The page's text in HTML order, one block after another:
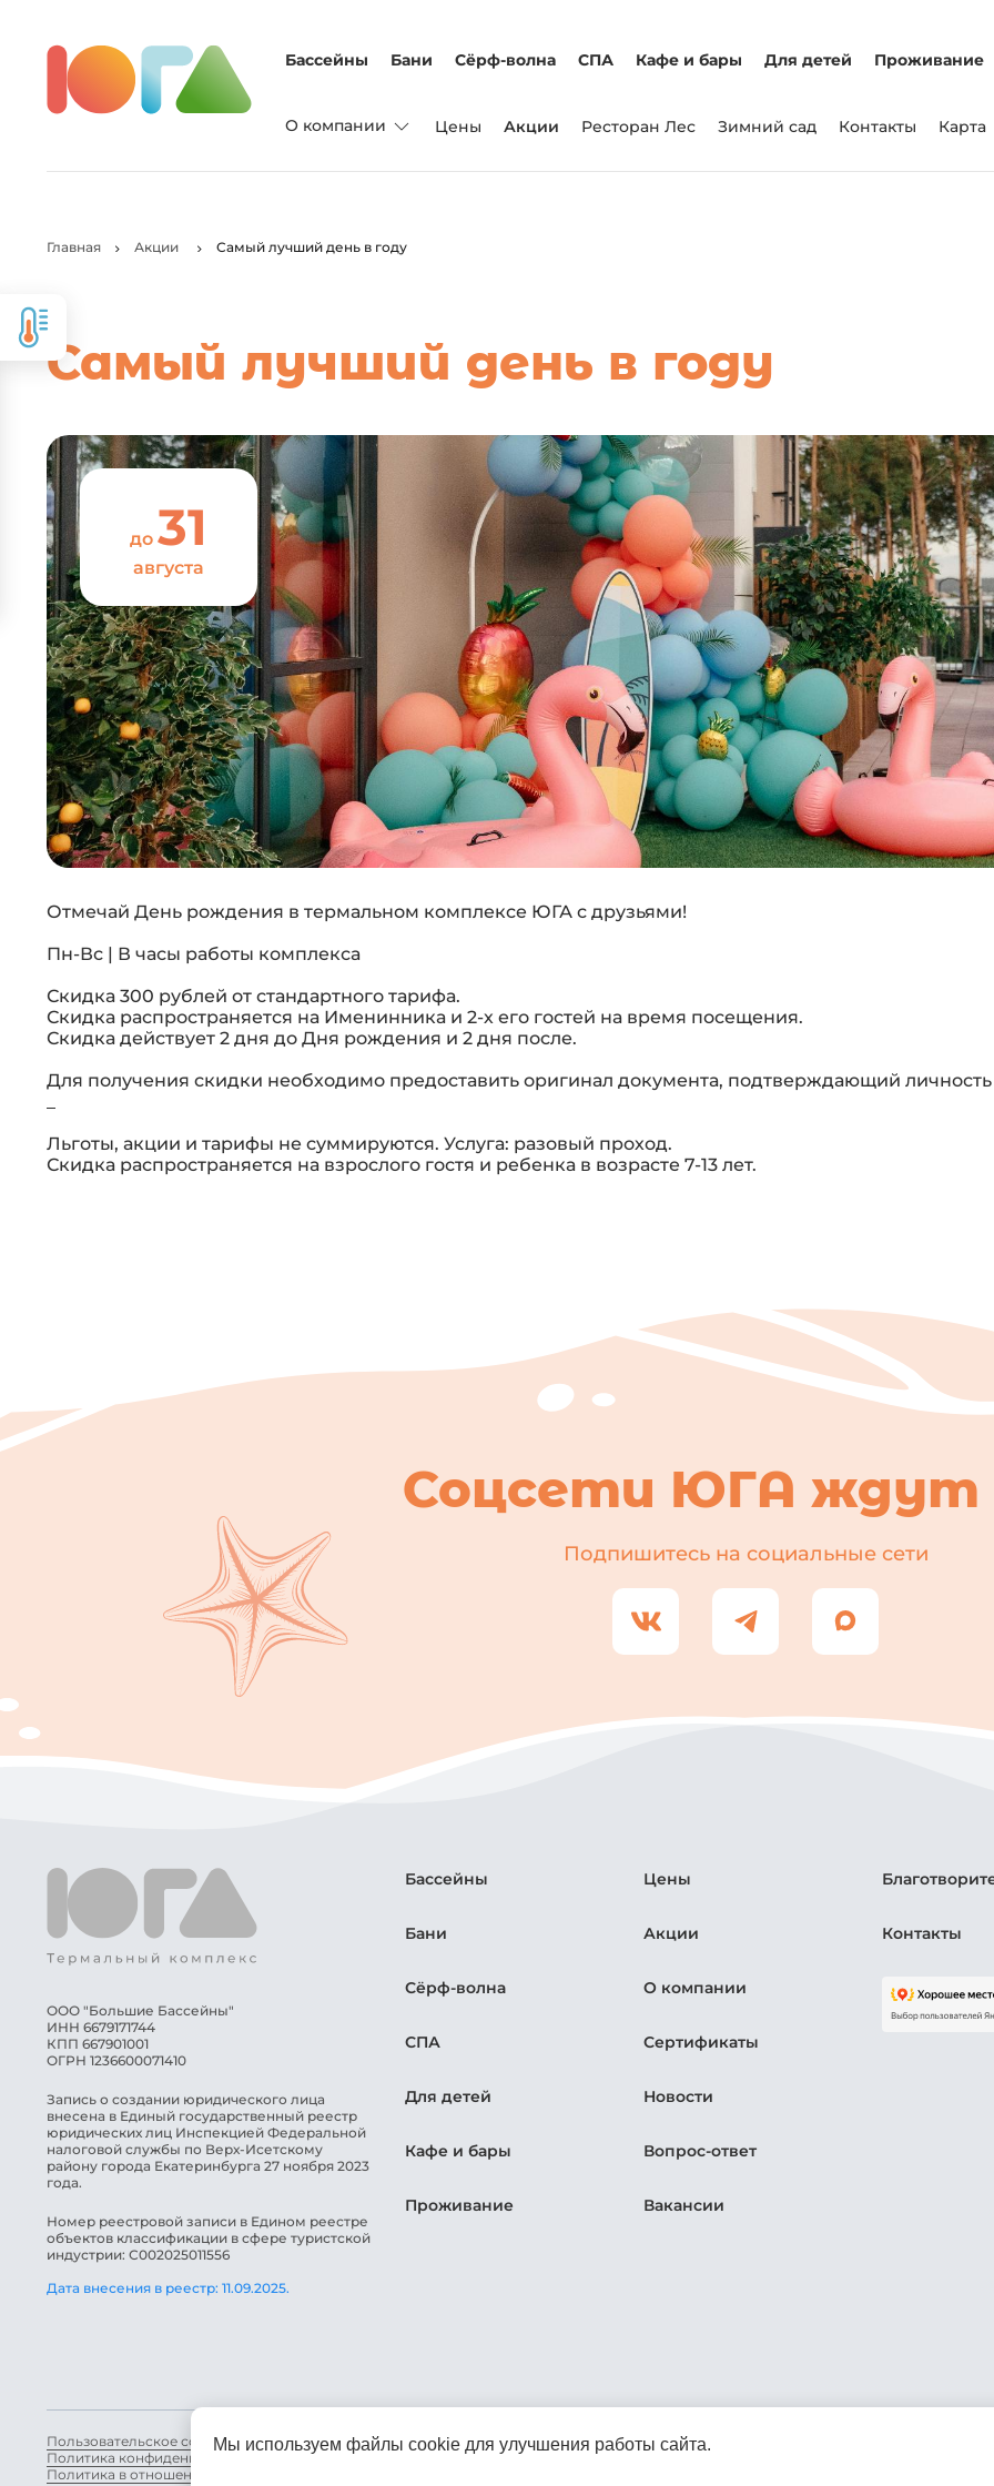
Бассейны Бани Сёрф-волна СПА Кафе и бары Для детей Проживание
О компании Цены Акции Ресторан Лес Зимний сад Контакты Карта
Главная Акции Самый лучший день в году
Самый лучший день в году
до 31
августа
Отмечай День рождения в термальном комплексе ЮГА с друзьями!
Пн-Вс | В часы работы комплекса
Скидка 300 рублей от стандартного тарифа.
Скидка распространяется на Именинника и 2-х его гостей на время посещения.
Скидка действует 2 дня до Дня рождения и 2 дня после.
Для получения скидки необходимо предоставить оригинал документа, подтверждающий личность
Льготы, акции и тарифы не суммируются. Услуга: разовый проход.
Скидка распространяется на взрослого гостя и ребенка в возрасте 7-13 лет.
Соцсети ЮГА ждут
Подпишитесь на социальные сети
ООО "Большие Бассейны"
ИНН ​6679171744
КПП ​667901001
ОГРН ​1236600071410
Запись о создании юридического лица
внесена в Единый государственный реестр
юридических лиц Инспекцией Федеральной
налоговой службы по Верх-Исетскому
району города Екатеринбурга 27 ноября 2023
года.
Номер реестровой записи в Едином реестре
объектов классификации в сфере туристской
индустрии: С002025011556
Дата внесения в реестр: 11.09.2025.
Бассейны
Бани
Сёрф-волна
СПА
Для детей
Кафе и бары
Проживание
Цены
Акции
О компании
Сертификаты
Новости
Вопрос-ответ
Вакансии
Контакты
Пользовательское соглашение
Политика конфиденциальности персональных данных
Политика в отношении обработки персональных данных
Правила пользования услугами комплекса бассейнов и
Правила пребывания в гостевой зоне ВОК
Мы используем файлы cookie для улучшения работы сайта.